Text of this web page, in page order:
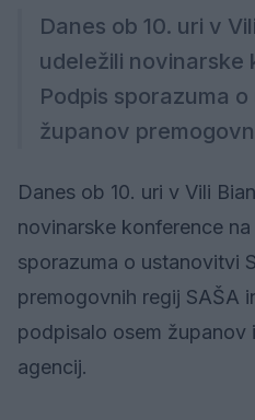
Danes ob 10. uri v
udeležili novinarske
Podpis sporazuma
županov
Danes ob 10. uri v Vili
novinarske konference
sporazuma o ustanovitvi
premogovnih regij SAŠA
podpisalo osem županov
agencij.